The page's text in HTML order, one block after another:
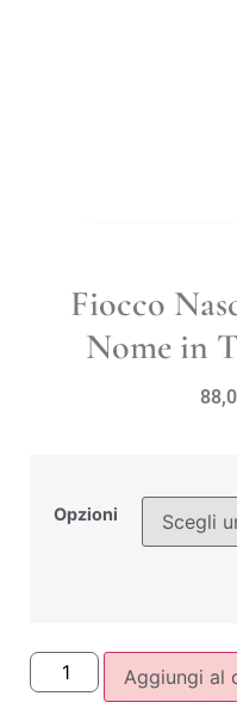
Fiocco
Nome in
Opzioni
Aggiungi al